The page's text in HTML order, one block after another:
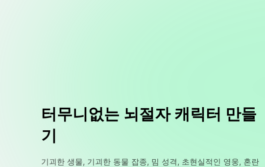
터무니없는 뇌절자 캐릭터 만들
기
기괴한 생물, 기괴한 동물 잡종, 밈 성격, 초현실적인 영웅, 혼란